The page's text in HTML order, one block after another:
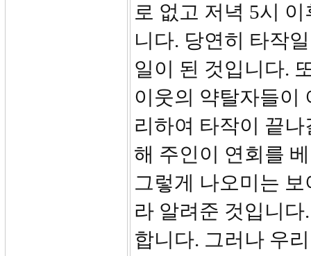
로 없고 저녁 5시
니다. 당연히 타작
일이 된 것입니다.
이웃의 약탈자들이
리하여 타작이 끝
해 주인이 연회를
그렇게 나오미는
라 알려준 것입니
합니다. 그러나 우